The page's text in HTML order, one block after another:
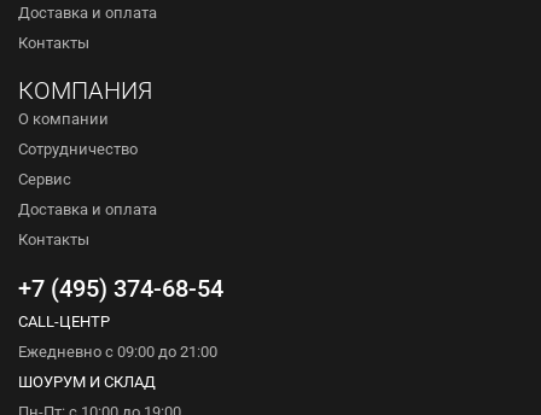
Доставка и оплата
Контакты
КОМПАНИЯ
О компании
Сотрудничество
Сервис
Доставка и оплата
Контакты
+7 (495) 374-68-54
CALL-ЦЕНТР
Ежедневно с 09:00 до 21:00
ШОУРУМ И СКЛАД